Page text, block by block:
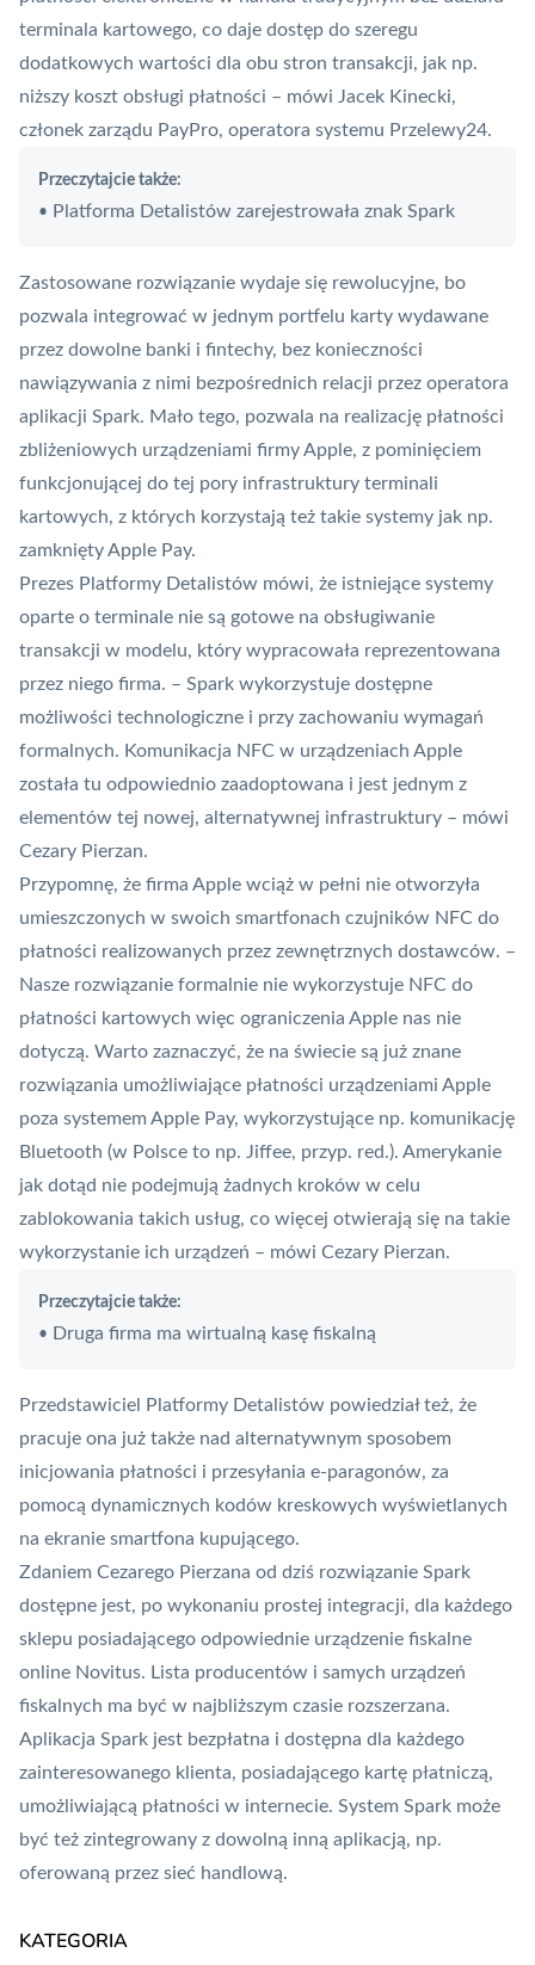
terminala kartowego, co daje dostęp do szeregu
dodatkowych wartości dla obu stron transakcji, jak np.
niższy koszt obsługi płatności – mówi Jacek Kinecki,
członek zarządu PayPro, operatora systemu Przelewy24.
Przeczytajcie także:
• Platforma Detalistów zarejestrowała znak Spark
Zastosowane rozwiązanie wydaje się rewolucyjne, bo
pozwala integrować w jednym portfelu karty wydawane
przez dowolne banki i fintechy, bez konieczności
nawiązywania z nimi bezpośrednich relacji przez operatora
aplikacji Spark. Mało tego, pozwala na realizację płatności
zbliżeniowych urządzeniami firmy Apple, z pominięciem
funkcjonującej do tej pory infrastruktury terminali
kartowych, z których korzystają też takie systemy jak np.
zamknięty Apple Pay.
Prezes Platformy Detalistów mówi, że istniejące systemy
oparte o terminale nie są gotowe na obsługiwanie
transakcji w modelu, który wypracowała reprezentowana
przez niego firma. – Spark wykorzystuje dostępne
możliwości technologiczne i przy zachowaniu wymagań
formalnych. Komunikacja NFC w urządzeniach Apple
została tu odpowiednio zaadoptowana i jest jednym z
elementów tej nowej, alternatywnej infrastruktury – mówi
Cezary Pierzan.
Przypomnę, że firma Apple wciąż w pełni nie otworzyła
umieszczonych w swoich smartfonach czujników NFC do
płatności realizowanych przez zewnętrznych dostawców. –
Nasze rozwiązanie formalnie nie wykorzystuje NFC do
płatności kartowych więc ograniczenia Apple nas nie
dotyczą. Warto zaznaczyć, że na świecie są już znane
rozwiązania umożliwiające płatności urządzeniami Apple
poza systemem Apple Pay, wykorzystujące np. komunikację
Bluetooth (w Polsce to np. Jiffee, przyp. red.). Amerykanie
jak dotąd nie podejmują żadnych kroków w celu
zablokowania takich usług, co więcej otwierają się na takie
wykorzystanie ich urządzeń – mówi Cezary Pierzan.
Przeczytajcie także:
• Druga firma ma wirtualną kasę fiskalną
Przedstawiciel Platformy Detalistów powiedział też, że
pracuje ona już także nad alternatywnym sposobem
inicjowania płatności i przesyłania e-paragonów, za
pomocą dynamicznych kodów kreskowych wyświetlanych
na ekranie smartfona kupującego.
Zdaniem Cezarego Pierzana od dziś rozwiązanie Spark
dostępne jest, po wykonaniu prostej integracji, dla każdego
sklepu posiadającego odpowiednie urządzenie fiskalne
online Novitus. Lista producentów i samych urządzeń
fiskalnych ma być w najbliższym czasie rozszerzana.
Aplikacja Spark jest bezpłatna i dostępna dla każdego
zainteresowanego klienta, posiadającego kartę płatniczą,
umożliwiającą płatności w internecie. System Spark może
być też zintegrowany z dowolną inną aplikacją, np.
oferowaną przez sieć handlową.
KATEGORIA